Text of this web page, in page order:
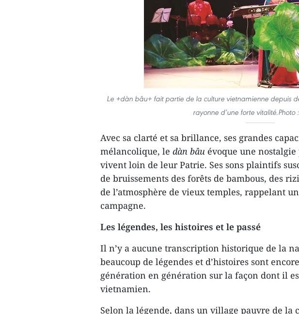
Le +dàn bâu+ fait partie de la culture vietnamienne depuis
rayonne d’une forte vitalité.Photo
Avec sa clarté et sa brillance, ses grandes
mélancolique, le dàn bâu évoque une
vivent loin de leur Patrie. Ses sons plaintifs
de bruissements des forêts de bambous, des
de l’atmosphère de vieux temples, rappelant
campagne.
Les légendes, les histoires et le passé
Il n’y a aucune transcription historique de la
beaucoup de légendes et d’histoires sont
génération en génération sur la façon dont il
vietnamien.
Selon la légende, dans un village pauvre de la